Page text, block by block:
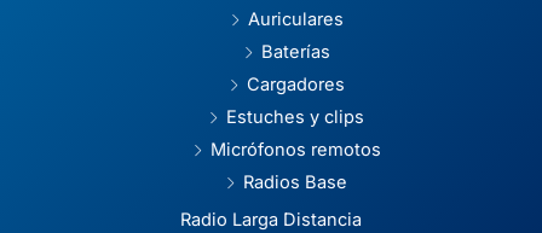
Auriculares
Baterías
Cargadores
Estuches y clips
Micrófonos remotos
Radios Base
Radio Larga Distancia